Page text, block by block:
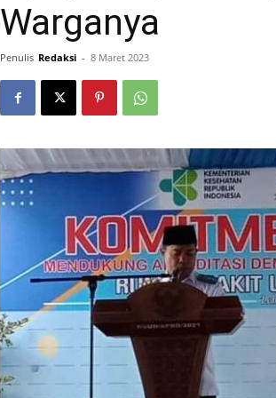
Warganya
Penulis Redaksi - 8 Maret 2023